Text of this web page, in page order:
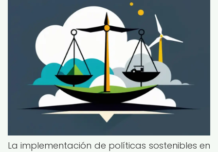
La implementación de políticas sostenibles en